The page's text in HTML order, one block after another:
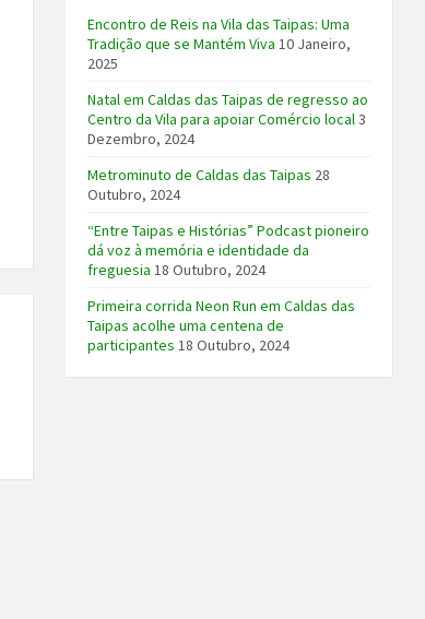
Encontro de Reis na Vila das Taipas: Uma
Tradição que se Mantém Viva 10 Janeiro,
2025
Natal em Caldas das Taipas de regresso ao
Centro da Vila para apoiar Comércio local3
Dezembro, 2024
Metrominuto de Caldas das Taipas 28
Outubro, 2024
“Entre Taipas e Histórias” Podcast pioneiro
dá voz à memória e identidade da
freguesia 18 Outubro, 2024
Primeira corrida Neon Run em Caldas das
Taipas acolhe uma centena de
participantes 18 Outubro, 2024